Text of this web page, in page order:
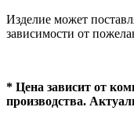
Изделие может
зависимости от
* Цена зависит от
производства.